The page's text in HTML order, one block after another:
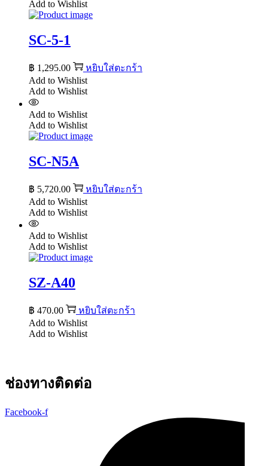
Add to Wishlist
SC-5-1
฿ 1,295.00
หยิบใส่ตะกร้า
Add to Wishlist
Add to Wishlist
Add to Wishlist
Add to Wishlist
SC-N5A
฿ 5,720.00
หยิบใส่ตะกร้า
Add to Wishlist
Add to Wishlist
Add to Wishlist
Add to Wishlist
SZ-A40
฿ 470.00
หยิบใส่ตะกร้า
Add to Wishlist
Add to Wishlist
ช่องทางติดต่อ
Facebook-f